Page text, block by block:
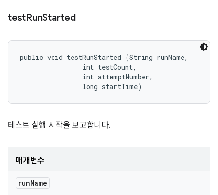
testRunStarted
public void testRunStarted (String runName,
                int testCount,
                int attemptNumber,
                long startTime)
테스트 실행 시작을 보고합니다.
매개변수
runName